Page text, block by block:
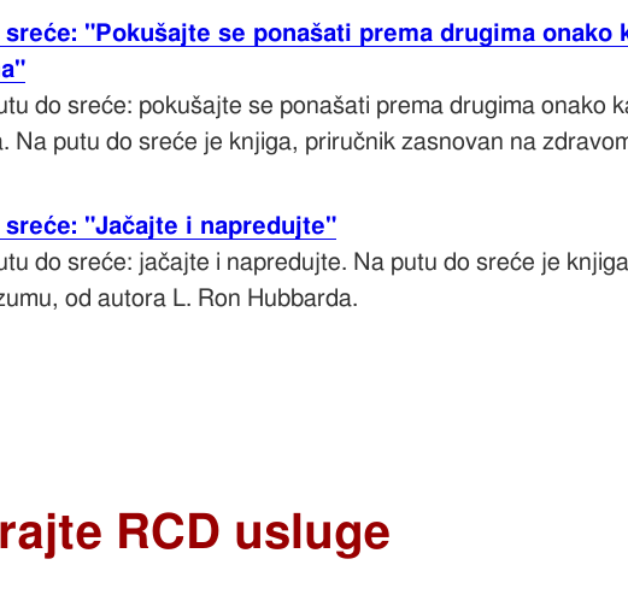
sreće: "Pokušajte se ponašati prema drugima
do sreće: pokušajte se ponašati prema drugima onako
Na putu do sreće je knjiga, priručnik zasnovan na
sreće: "Jačajte i napredujte"
do sreće: jačajte i napredujte. Na putu do sreće je
od autora L. Ron Hubbarda.
RCD usluge